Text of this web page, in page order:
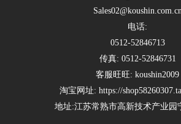
Sales02@koushin.com.cn
电话:
0512-52846713
传真: 0512-52846731
客服旺旺: koushin2009
淘宝网址: https://
地址:江苏常熟市高新技术产业园